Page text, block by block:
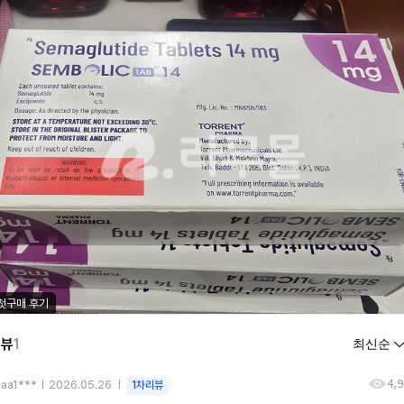
구매 후기
1
2026.05.26 1차리뷰